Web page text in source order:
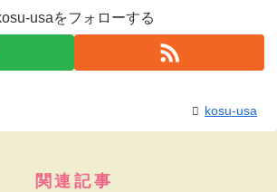
usaをフォローする
kosu-usa
関連記事